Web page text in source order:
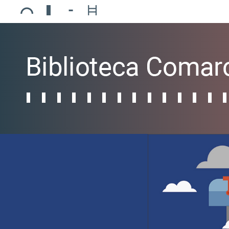
Ajuntament de Mollerussa
Biblioteca Comarcal Jaume Vila
Piscines de Mollerussa